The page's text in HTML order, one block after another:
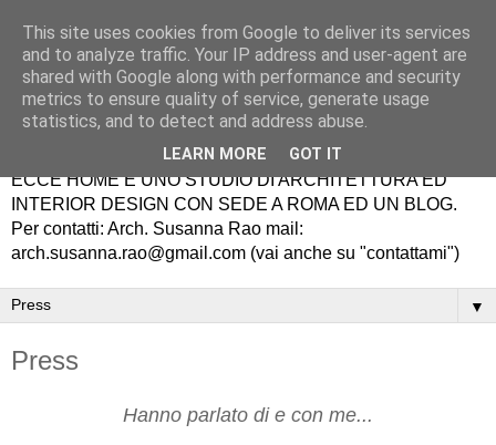
ECCE HOME É UNO STUDIO DI ARCHITETTURA ED
INTERIOR DESIGN CON SEDE A ROMA ED UN BLOG.
Per contatti: Arch. Susanna Rao mail:
arch.susanna.rao@gmail.com (vai anche su "contattami")
▼
Press
Hanno parlato di e con me...
This site uses cookies from Google to deliver its services
and to analyze traffic. Your IP address and user-agent are
shared with Google along with performance and security
metrics to ensure quality of service, generate usage
statistics, and to detect and address abuse.
LEARN MORE GOT IT